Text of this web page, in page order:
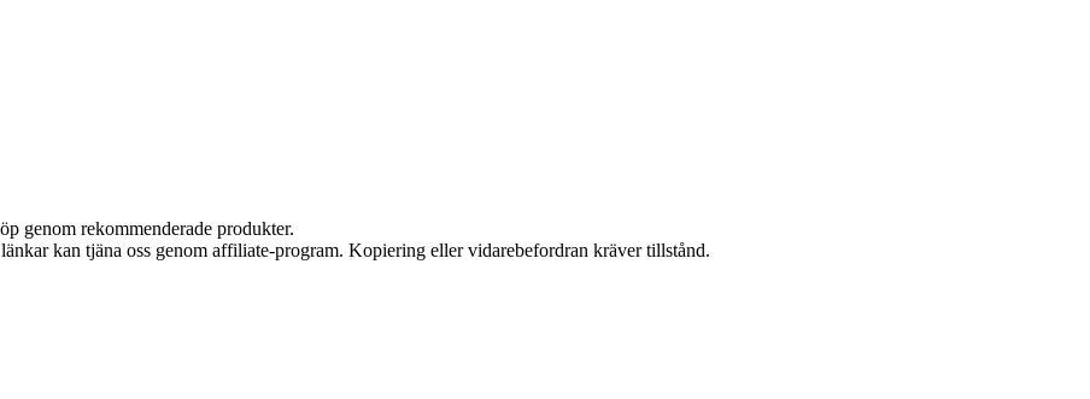
genom rekommenderade produkter.
kan tjäna oss genom affiliate-program. Kopiering eller vidarebefordran kräver tillstånd.